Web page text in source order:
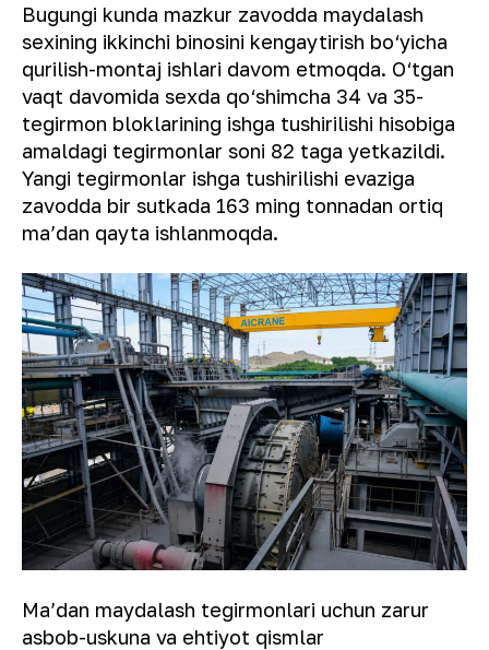
Bugungi kunda mazkur zavodda maydalash
sexining ikkinchi binosini kengaytirish bo‘yicha
qurilish-montaj ishlari davom etmoqda. O‘tgan
vaqt davomida sexda qo‘shimcha 34 va 35-
tegirmon bloklarining ishga tushirilishi hisobiga
amaldagi tegirmonlar soni 82 taga yetkazildi.
Yangi tegirmonlar ishga tushirilishi evaziga
zavodda bir sutkada 163 ming tonnadan ortiq
maʼdan qayta ishlanmoqda.
Maʼdan maydalash tegirmonlari uchun zarur
asbob-uskuna va ehtiyot qismlar